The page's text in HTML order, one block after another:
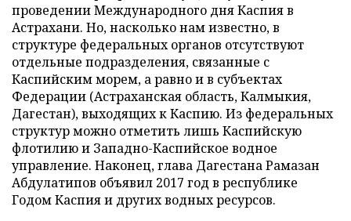
проведении Международного дня Каспия в
Астрахани. Но, насколько нам известно, в
структуре федеральных органов отсутствуют
отдельные подразделения, связанные с
Каспийским морем, а равно и в субъектах
Федерации (Астраханская область, Калмыкия,
Дагестан), выходящих к Каспию. Из федеральных
структур можно отметить лишь Каспийскую
флотилию и Западно-Каспийское водное
управление. Наконец, глава Дагестана Рамазан
Абдулатипов объявил 2017 год в республике
Годом Каспия и других водных ресурсов.